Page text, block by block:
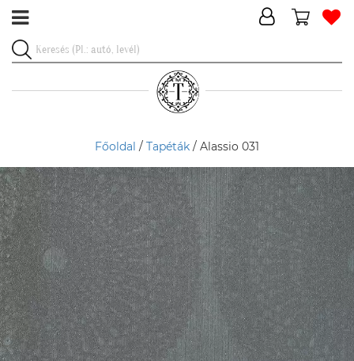
Főoldal / Tapéták / Alassio 031